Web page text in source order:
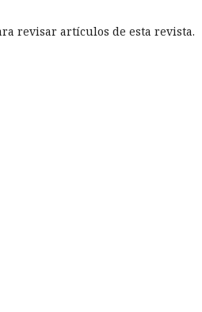
revisar artículos de esta revista.